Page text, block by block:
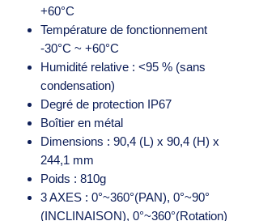
+60°C
Température de fonctionnement
-30°C ~ +60°C
Humidité relative : <95 % (sans
condensation)
Degré de protection IP67
Boîtier en métal
Dimensions : 90,4 (L) x 90,4 (H) x
244,1 mm
Poids : 810g
3 AXES : 0°~360°(PAN), 0°~90°
(INCLINAISON), 0°~360°(Rotation)